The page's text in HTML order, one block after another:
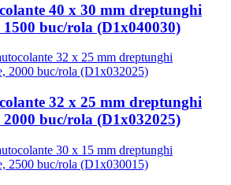
40 x 30 mm dreptunghi
buc/rola (D1x040030)
32 x 25 mm dreptunghi
buc/rola (D1x032025)